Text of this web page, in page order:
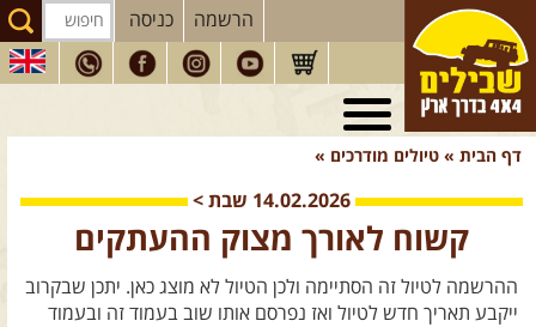
הרשמה כניסה
טיולי 4X4
בארץ
הדרכות
המדריכיםשלנו
דף הבית » טיולים מודרכים »
14.02.2026 שבת >
קשוח לאורך מצוק ההעתקים
ההרשמה לטיול זה הסתיימה ולכן הטיול לא מוצג כאן. יתכן שבקרוב
ייקבע תאריך חדש לטיול ואז נפרסם אותו שוב בעמוד זה ובעמוד